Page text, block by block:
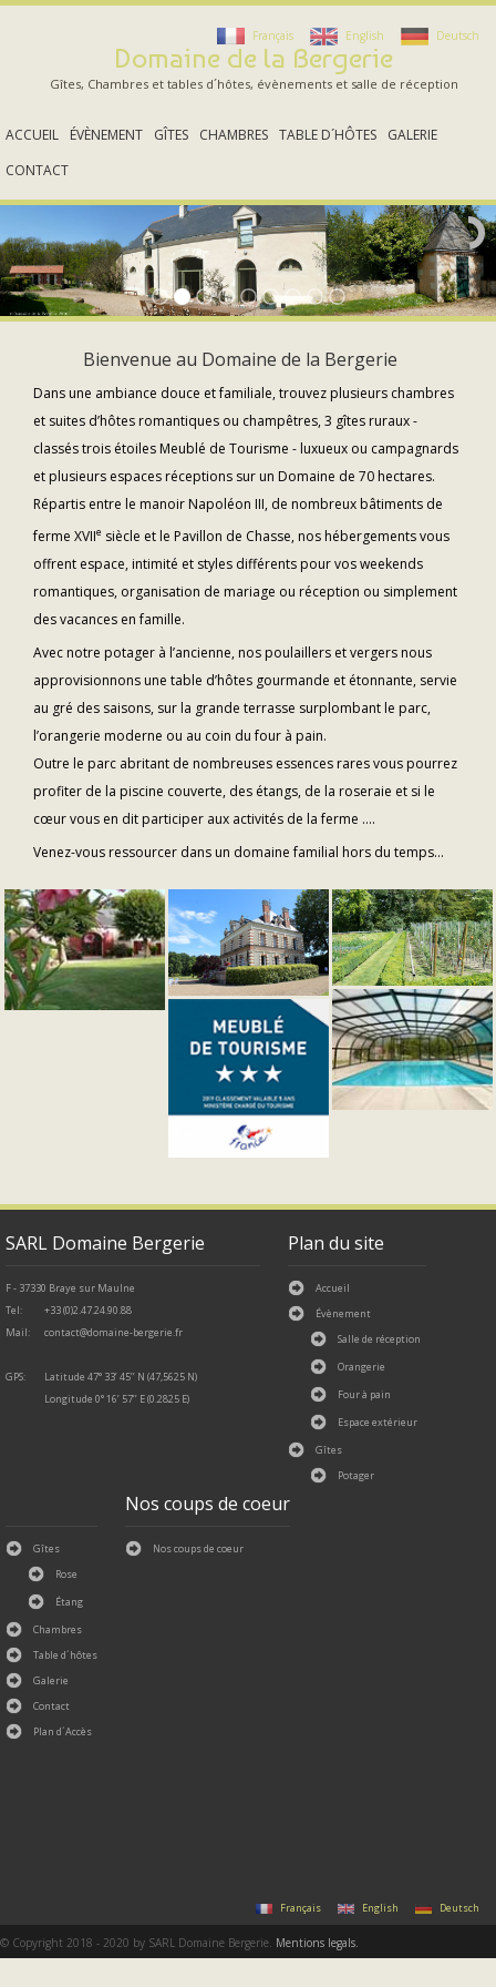
Domaine de la Bergerie
Gîtes, Chambres et tables d´hôtes, évènements et salle de réception
ACCUEIL ÉVÈNEMENT GÎTES CHAMBRES TABLE D´HÔTES
GALERIE
CONTACT
Français English Deutsch
Bienvenue au Domaine de la Bergerie
Dans une ambiance douce et familiale, trouvez plusieurs chambres
et suites d’hôtes romantiques ou champêtres, 3 gîtes ruraux -
classés trois étoiles Meublé de Tourisme - luxueux ou campagnards
et plusieurs espaces réceptions sur un Domaine de 70 hectares.
Répartis entre le manoir Napoléon III, de nombreux bâtiments de
ferme XVIIe siècle et le Pavillon de Chasse, nos hébergements vous
offrent espace, intimité et styles différents pour vos weekends
romantiques, organisation de mariage ou réception ou simplement
des vacances en famille.
Avec notre potager à l’ancienne, nos poulaillers et vergers nous
approvisionnons une table d’hôtes gourmande et étonnante, servie
au gré des saisons, sur la grande terrasse surplombant le parc,
l’orangerie moderne ou au coin du four à pain.
Outre le parc abritant de nombreuses essences rares vous pourrez
profiter de la piscine couverte, des étangs, de la roseraie et si le
cœur vous en dit participer aux activités de la ferme ….
Venez-vous ressourcer dans un domaine familial hors du temps...
© Copyright 2018 - 2020 by SARL Domaine Bergerie. Mentions legals.
SARL Domaine Bergerie
F - 37330 Braye sur Maulne
Tel:
+33 (0)2.47.24.90.88
Mail:
contact@domaine-bergerie.fr
GPS:
Latitude 47° 33’ 45’’ N (47,5625 N)
Longitude 0° 16’ 57’’ E (0.2825 E)
Plan du site
Accueil
Évènement
Salle de réception
Orangerie
Four à pain
Espace extérieur
Gîtes
Potager
Gîtes
Rose
Étang
Chambres
Table d´hôtes
Galerie
Contact
Plan d´Accès
Nos coups de coeur
Nos coups de coeur
Français English Deutsch